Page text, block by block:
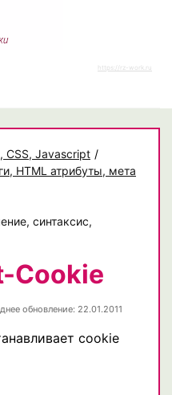
https://rz-work.ru
CSS, Javascript /
HTML атрибуты, мета
синтаксис,
Cookie
обновление: 22.01.2011
cookie